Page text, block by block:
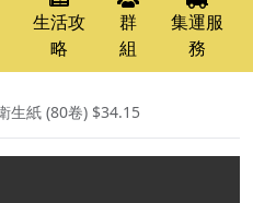
生活攻
略
群
組
集運服
務
生紙 (80卷) $34.15